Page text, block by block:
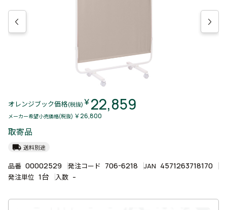
オレンジブック価格(税抜) ￥22,859
メーカー希望小売価格(税抜) ￥26,800
取寄品
local_shipping 送料別途
品番 00002529 発注コード 706-6218 JAN 4571263718170
発注単位 1台 入数 -